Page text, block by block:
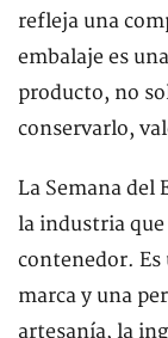
refleja una
embalaje es
producto, no
conservarlo,
La Semana del
la industria que
contenedor.
marca y una
artesanía, la